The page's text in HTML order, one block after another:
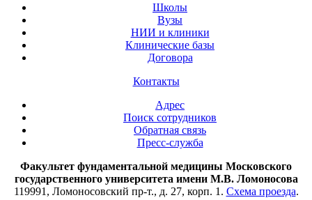
Школы
Вузы
НИИ и клиники
Клинические базы
Договора
Контакты
Адрес
Поиск сотрудников
Обратная связь
Пресс-служба
Факультет фундаментальной медицины Московского
государственного университета имени М.В. Ломоносова
119991, Ломоносовский пр-т., д. 27, корп. 1. Схема проезда.